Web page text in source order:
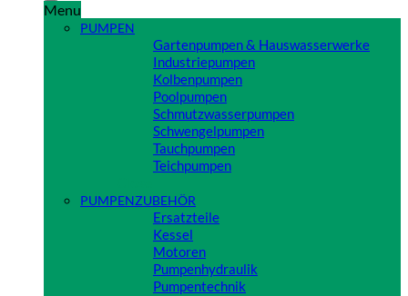
Menu
PUMPEN
Gartenpumpen & Hauswasserwerke
Industriepumpen
Kolbenpumpen
Poolpumpen
Schmutzwasserpumpen
Schwengelpumpen
Tauchpumpen
Teichpumpen
PUMPENZUBEHÖR
Ersatzteile
Kessel
Motoren
Pumpenhydraulik
Pumpentechnik